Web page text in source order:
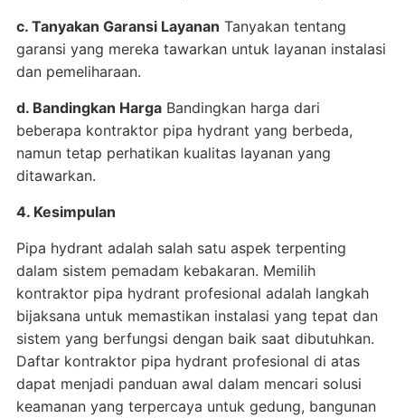
c. Tanyakan Garansi Layanan Tanyakan tentang
garansi yang mereka tawarkan untuk layanan instalasi
dan pemeliharaan.
d. Bandingkan HargaBandingkan harga dari
beberapa kontraktor pipa hydrant yang berbeda,
namun tetap perhatikan kualitas layanan yang
ditawarkan.
4. Kesimpulan
Pipa hydrant adalah salah satu aspek terpenting
dalam sistem pemadam kebakaran. Memilih
kontraktor pipa hydrant profesional adalah langkah
bijaksana untuk memastikan instalasi yang tepat dan
sistem yang berfungsi dengan baik saat dibutuhkan.
Daftar kontraktor pipa hydrant profesional di atas
dapat menjadi panduan awal dalam mencari solusi
keamanan yang terpercaya untuk gedung, bangunan